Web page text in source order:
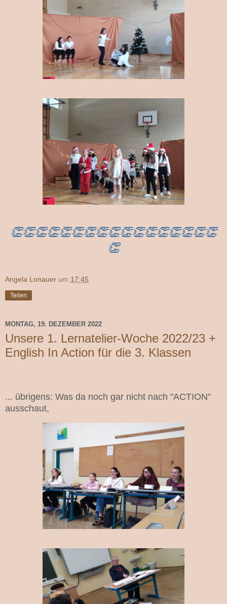
👏👏👏👏👏👏👏👏👏👏👏👏👏👏👏👏👏
👏
Angela Lonauer um 17:45
Teilen
MONTAG, 19. DEZEMBER 2022
Unsere 1. Lernatelier-Woche 2022/23 +
English In Action für die 3. Klassen
... übrigens: Was da noch gar nicht nach "ACTION"
ausschaut,